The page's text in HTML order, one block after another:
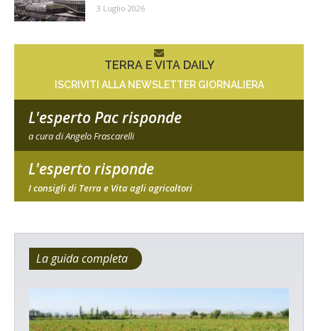
3 Luglio 2026
TERRA E VITA DAILY
ISCRIVITI ALLA NEWSLETTER GIORNALIERA
L'esperto Pac risponde
a cura di Angelo Frascarelli
L'esperto risponde
I consigli di Terra e Vita agli agricoltori
La guida completa